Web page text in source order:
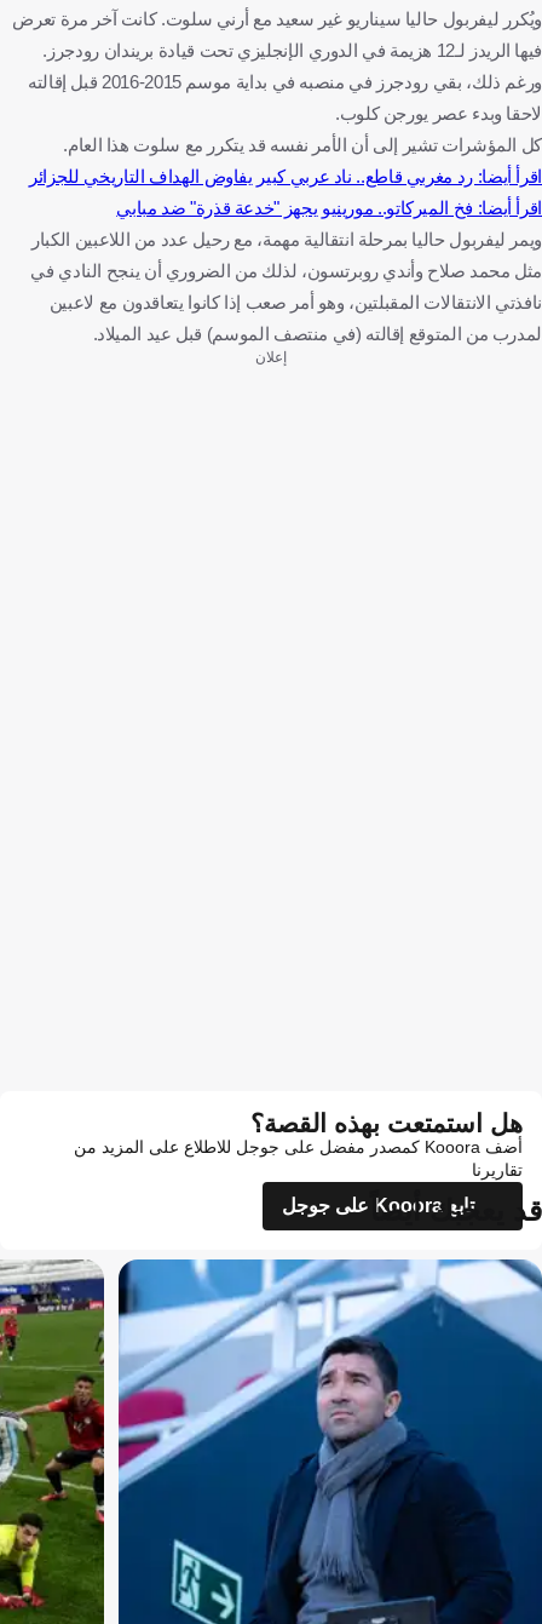
ويُكرر ليفربول حاليا سيناريو غير سعيد مع أرني سلوت. كانت آخر مرة تعرض
فيها الريدز لـ12 هزيمة في الدوري الإنجليزي تحت قيادة بريندان رودجرز.
ورغم ذلك، بقي رودجرز في منصبه في بداية موسم 2015-2016 قبل إقالته
لاحقا وبدء عصر يورجن كلوب.
كل المؤشرات تشير إلى أن الأمر نفسه قد يتكرر مع سلوت هذا العام.
اقرأ أيضا: رد مغربي قاطع.. ناد عربي كبير يفاوض الهداف التاريخي للجزائر
اقرأ أيضا: فخ الميركاتو.. مورينيو يجهز "خدعة قذرة" ضد مبابي
ويمر ليفربول حاليا بمرحلة انتقالية مهمة، مع رحيل عدد من اللاعبين الكبار
مثل محمد صلاح وأندي روبرتسون، لذلك من الضروري أن ينجح النادي في
نافذتي الانتقالات المقبلتين، وهو أمر صعب إذا كانوا يتعاقدون مع لاعبين
لمدرب من المتوقع إقالته (في منتصف الموسم) قبل عيد الميلاد.
إعلان
هل استمتعت بهذه القصة؟
أضف Kooora كمصدر مفضل على جوجل للاطلاع على المزيد من
تقاريرنا
تابع Kooora على جوجل
قد يعجبك أيضاً